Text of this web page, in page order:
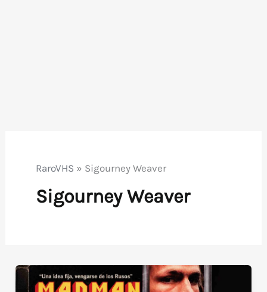
RaroVHS » Sigourney Weaver
Sigourney Weaver